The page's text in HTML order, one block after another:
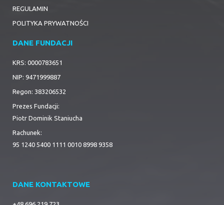
REGULAMIN
POLITYKA PRYWATNOŚCI
DANE FUNDACJI
KRS: 0000783651
NIP: 9471999887
Regon: 383206532
Prezes Fundacji:
Piotr Dominik Staniucha
Rachunek:
95 1240 5400 1111 0010 8998 9358
DANE KONTAKTOWE